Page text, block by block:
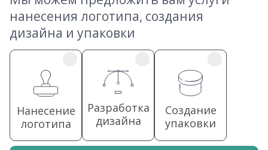
нанесения логотипа, создания
дизайна и упаковки
Нанесение
логотипа
Разработка
дизайна
Создание
упаковки